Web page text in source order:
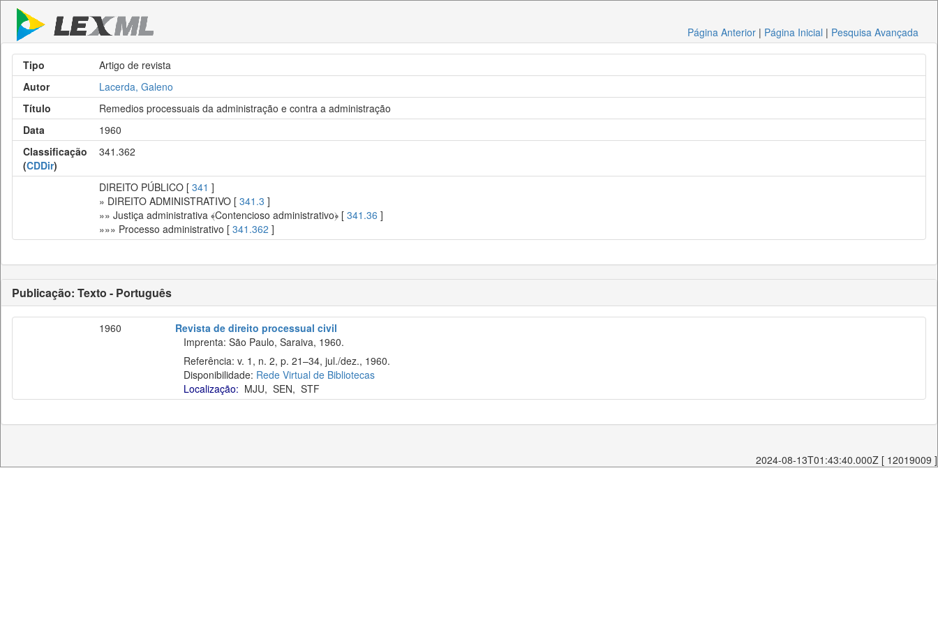
Página Anterior | Página Inicial | Pesquisa Avançada
Tipo
Artigo de revista
Autor
Lacerda, Galeno
Título
Remedios processuais da administração e contra a administração
Data
1960
Classificação
(CDDir)
341.362
DIREITO PÚBLICO [ 341 ]
» DIREITO ADMINISTRATIVO [ 341.3 ]
»» Justiça administrativa ﴾Contencioso administrativo﴿ [ 341.36 ]
»»» Processo administrativo [ 341.362 ]
Publicação: Texto - Português
1960
Revista de direito processual civil
Imprenta: São Paulo, Saraiva, 1960.
Referência: v. 1, n. 2, p. 21–34, jul./dez., 1960.
Disponibilidade: Rede Virtual de Bibliotecas
Localização: MJU, SEN, STF
2024-08-13T01:43:40.000Z [ 12019009 ]